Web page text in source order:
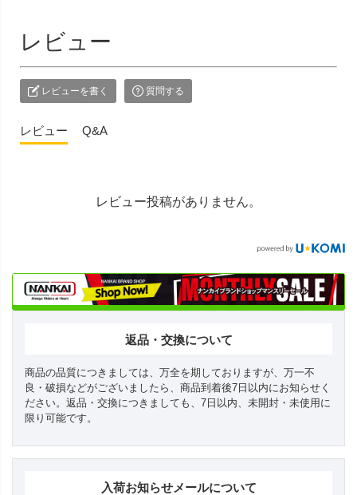
レビュー
レビューを書く 質問する
レビュー Q&A
レビュー投稿がありません。
返品・交換について
商品の品質につきましては、万全を期しておりますが、万一不
良・破損などがございましたら、商品到着後7日以内にお知らせく
ださい。返品・交換につきましても、7日以内、未開封・未使用に
限り可能です。
入荷お知らせメールについて